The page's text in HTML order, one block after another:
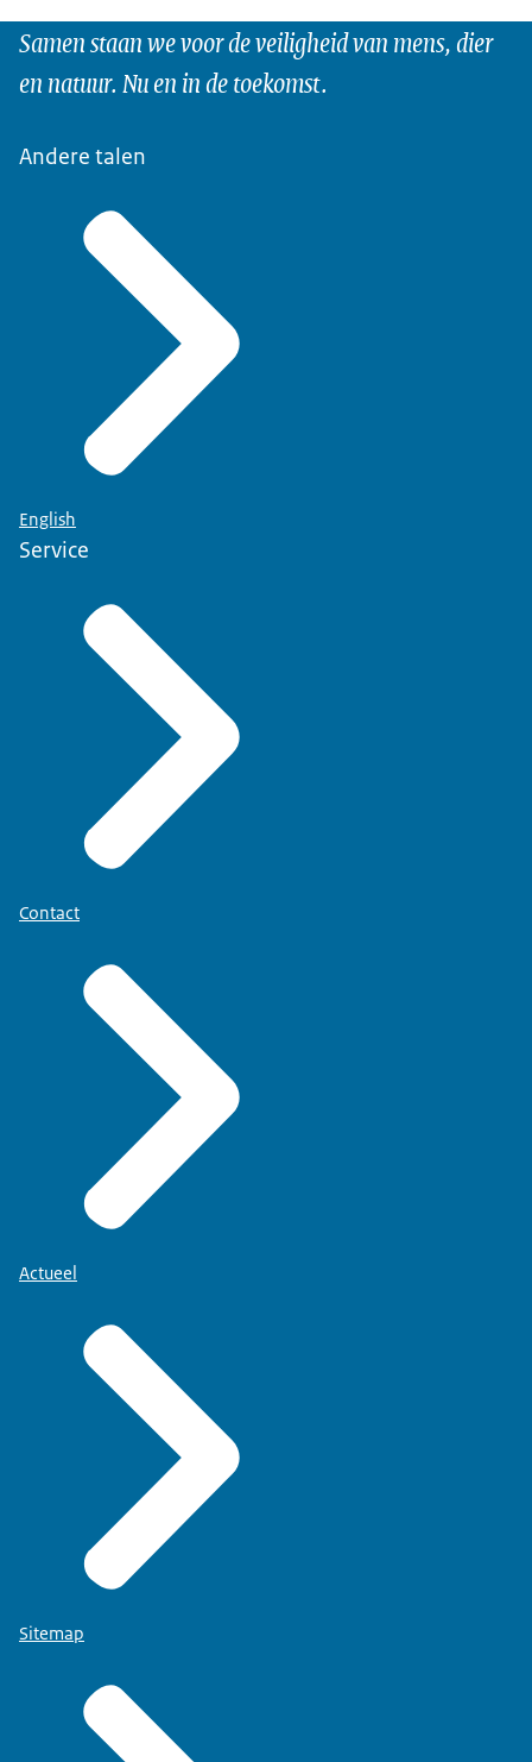
Samen staan we voor de veiligheid van mens, dier
en natuur. Nu en in de toekomst.
Andere talen
English
Service
Contact
Actueel
Sitemap